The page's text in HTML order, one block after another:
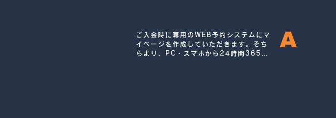
ご入会時に専用のWEB予約システムにマ
イページを作成していただきます。そち
らより、PC・スマホから24時間365日
A